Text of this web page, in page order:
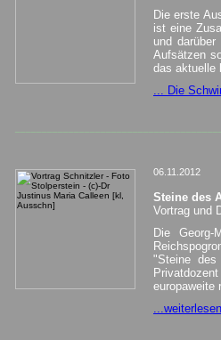
Die erste
ist eine
und
Aufsätzen
das aktuelle
... Die
06.11.2012
Steine des
Vortrag und
Die Georg-
"Steine
europaweite